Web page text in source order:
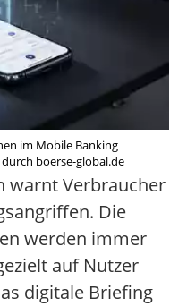
im Mobile Banking
boerse-global.de
warnt Verbraucher
Die
werden immer
auf Nutzer
digitale Briefing